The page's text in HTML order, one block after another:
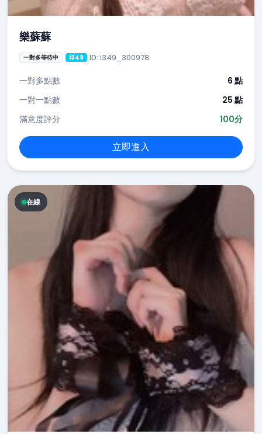
樂蘇蘇
一對多等待中 i349 ID: i349_300978
一對多點數
6 點
一對一點數
25 點
滿意度評分
100分
立即進入
在線